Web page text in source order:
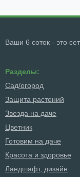
Ваши 6 соток - это
Разделы:
Сад/огород
Защита растений
Звезда на даче
Цветник
Готовим на даче
Красота и здоровье
Ландшафт, дизайн